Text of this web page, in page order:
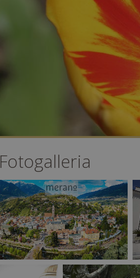
Fotogalleria